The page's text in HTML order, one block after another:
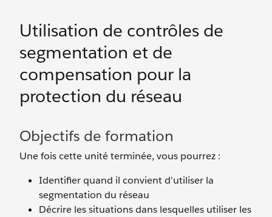
Utilisation de contrôles de
segmentation et de
compensation pour la
protection du réseau
Objectifs de formation
Une fois cette unité terminée, vous pourrez :
Identifier quand il convient d’utiliser la
segmentation du réseau
Décrire les situations dans lesquelles utiliser les